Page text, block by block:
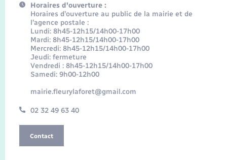
Horaires d'ouverture :
Horaires d’ouverture au public de la mairie et de
l’agence postale :
Lundi: 8h45-12h15/14h00-17h00
Mardi: 8h45-12h15/14h00-17h00
Mercredi: 8h45-12h15/14h00-17h00
Jeudi: fermeture
Vendredi : 8h45-12h15/14h00-17h00
Samedi: 9h00-12h00
mairie.fleurylaforet@gmail.com
02 32 49 63 40
Contact